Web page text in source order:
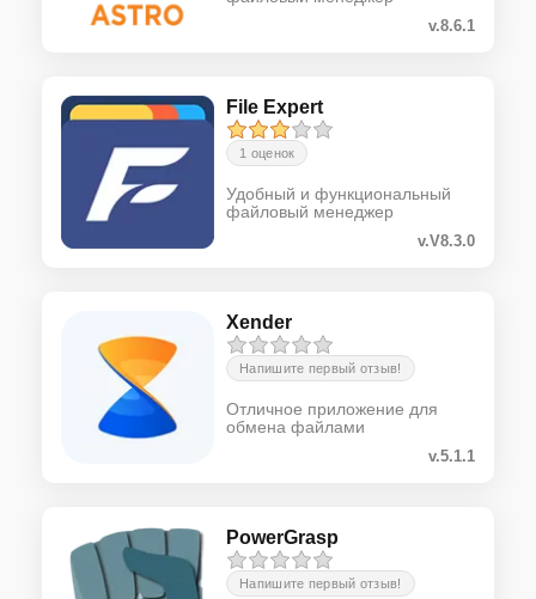
v.8.6.1
File Expert
1 оценок
Удобный и функциональный
файловый менеджер
v.V8.3.0
Xender
Напишите первый отзыв!
Отличное приложение для
обмена файлами
v.5.1.1
PowerGrasp
Напишите первый отзыв!